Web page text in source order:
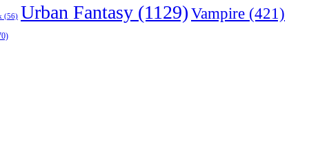
(56) Urban Fantasy (1129) Vampire (421)